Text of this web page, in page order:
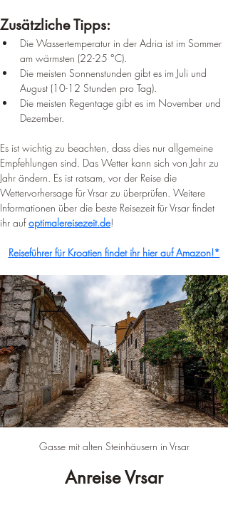
Zusätzliche Tipps:
Die Wassertemperatur in der Adria ist im Sommer
am wärmsten (22-25 °C).
Die meisten Sonnenstunden gibt es im Juli und
August (10-12 Stunden pro Tag).
Die meisten Regentage gibt es im November und
Dezember.
Es ist wichtig zu beachten, dass dies nur allgemeine
Empfehlungen sind. Das Wetter kann sich von Jahr zu
Jahr ändern. Es ist ratsam, vor der Reise die
Wettervorhersage für Vrsar zu überprüfen. Weitere
Informationen über die beste Reisezeit für Vrsar findet
ihr auf optimalereisezeit.de!
Reiseführer für Kroatien findet ihr hier auf Amazon!*
Gasse mit alten Steinhäusern in Vrsar
Anreise Vrsar